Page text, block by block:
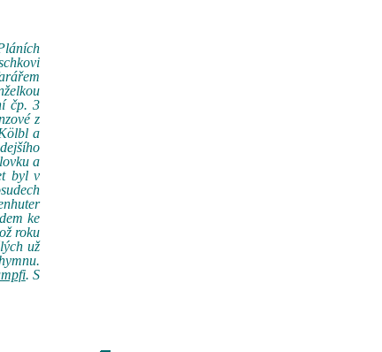
čp. 3
z
a
a
byl v
ke
roku
už
. S